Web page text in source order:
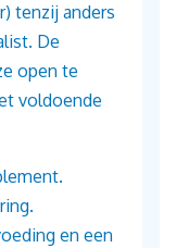
tenzij anders
De
open te
voldoende
en een